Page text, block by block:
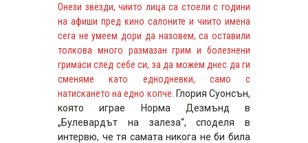
Онези звезди, чиито лица са стоeли с години
на афиши пред кино салоните и чиито имена
сега не умеем дори да назовем, са оставили
толкова много размазан грим и болезнени
гримаси след себе си, за да можем днес да ги
сменяме като еднодневки, само с
натискането на едно копче. Глория Суонсън,
която играе Норма Дезмънд в
„Булевардът на залеза“, споделя в
интервю, че тя самата никога не би била